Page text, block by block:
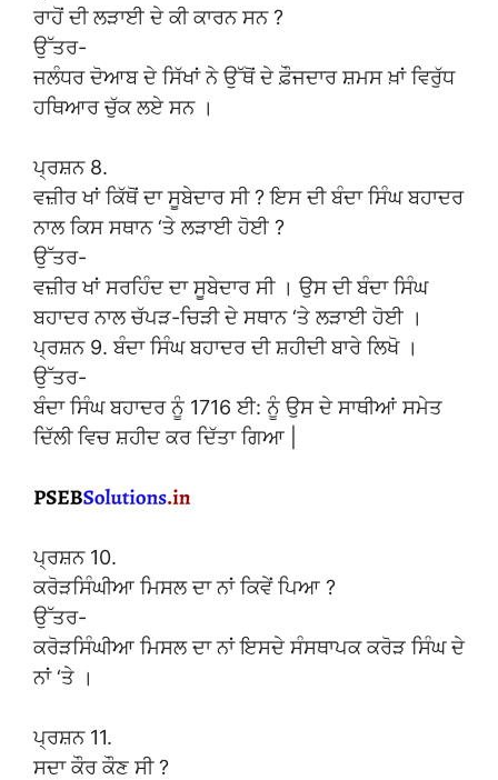
ਰਾਹੋਂ ਦੀ ਲੜਾਈ ਦੇ ਕੀ ਕਾਰਨ ਸਨ ?
ਉੱਤਰ-
ਜਲੰਧਰ ਦੋਆਬ ਦੇ ਸਿੱਖਾਂ ਨੇ ਉੱਥੋਂ ਦੇ ਫ਼ੌਜਦਾਰ ਸ਼ਮਸ ਖ਼ਾਂ ਵਿਰੁੱਧ
ਹਥਿਆਰ ਚੁੱਕ ਲਏ ਸਨ ।
ਪ੍ਰਸ਼ਨ 8.
ਵਜ਼ੀਰ ਖਾਂ ਕਿੱਥੋਂ ਦਾ ਸੂਬੇਦਾਰ ਸੀ ? ਇਸ ਦੀ ਬੰਦਾ ਸਿੰਘ ਬਹਾਦਰ
ਨਾਲ ਕਿਸ ਸਥਾਨ ‘ਤੇ ਲੜਾਈ ਹੋਈ ?
ਉੱਤਰ-
ਵਜ਼ੀਰ ਖਾਂ ਸਰਹਿੰਦ ਦਾ ਸੂਬੇਦਾਰ ਸੀ । ਉਸ ਦੀ ਬੰਦਾ ਸਿੰਘ
ਬਹਾਦਰ ਨਾਲ ਚੱਪੜ-ਚਿੜੀ ਦੇ ਸਥਾਨ ‘ਤੇ ਲੜਾਈ ਹੋਈ ।
ਪ੍ਰਸ਼ਨ 9. ਬੰਦਾ ਸਿੰਘ ਬਹਾਦਰ ਦੀ ਸ਼ਹੀਦੀ ਬਾਰੇ ਲਿਖੋ ।
ਉੱਤਰ-
ਬੰਦਾ ਸਿੰਘ ਬਹਾਦਰ ਨੂੰ 1716 ਈ: ਨੂੰ ਉਸ ਦੇ ਸਾਥੀਆਂ ਸਮੇਤ
ਦਿੱਲੀ ਵਿਚ ਸ਼ਹੀਦ ਕਰ ਦਿੱਤਾ ਗਿਆ |
ਪ੍ਰਸ਼ਨ 10.
ਕਰੋੜਸਿੰਘੀਆ ਮਿਸਲ ਦਾ ਨਾਂ ਕਿਵੇਂ ਪਿਆ ?
ਉੱਤਰ-
ਕਰੋੜਸਿੰਘੀਆ ਮਿਸਲ ਦਾ ਨਾਂ ਇਸਦੇ ਸੰਸਥਾਪਕ ਕਰੋੜ ਸਿੰਘ ਦੇ
ਨਾਂ ‘ਤੇ ।
ਪ੍ਰਸ਼ਨ 11.
ਸਦਾ ਕੌਰ ਕੌਣ ਸੀ ?